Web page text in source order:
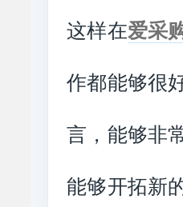
这样在爱采
作都能够很
言，能够非
能够开拓新